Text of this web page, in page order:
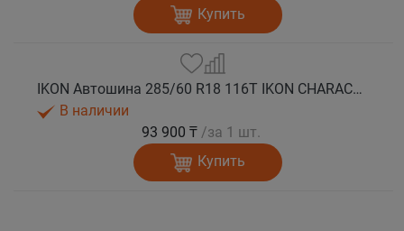
Купить
IKON Автошина 285/60 R18 116T IKON CHARACTER ICE 8 SUV шип.
В наличии
93 900 ₸ /за 1 шт.
Купить